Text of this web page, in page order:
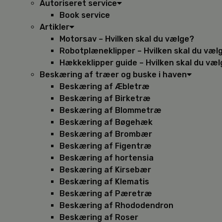
Autoriseret service
Book service
Artikler
Motorsav – Hvilken skal du vælge?
Robotplæneklipper – Hvilken skal du
Hækkeklipper guide – Hvilken skal du
Beskæring af træer og buske i haven
Beskæring af Æbletræ
Beskæring af Birketræ
Beskæring af Blommetræ
Beskæring af Bøgehæk
Beskæring af Brombær
Beskæring af Figentræ
Beskæring af hortensia
Beskæring af Kirsebær
Beskæring af Klematis
Beskæring af Pæretræ
Beskæring af Rhododendron
Beskæring af Roser